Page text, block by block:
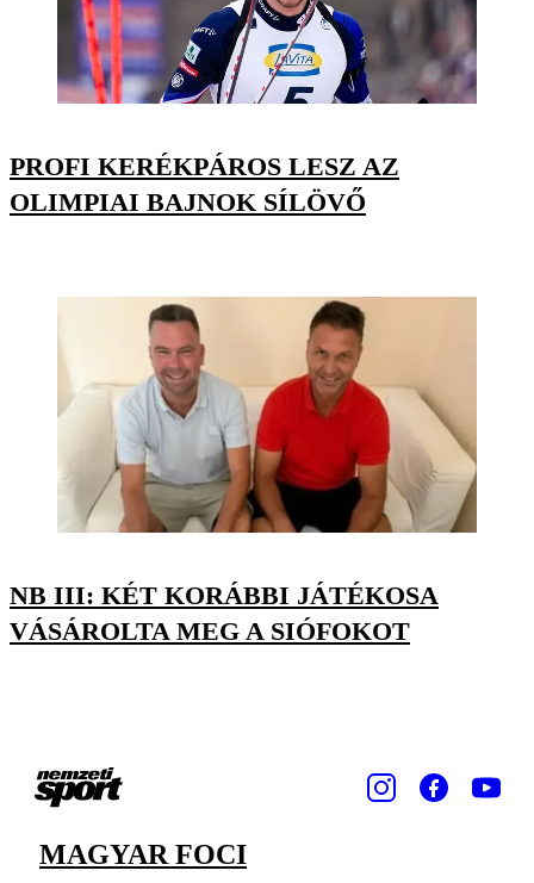
PROFI KERÉKPÁROS LESZ AZ
OLIMPIAI BAJNOK SÍLÖVŐ
NB III: KÉT KORÁBBI JÁTÉKOSA
VÁSÁROLTA MEG A SIÓFOKOT
MAGYAR FOCI